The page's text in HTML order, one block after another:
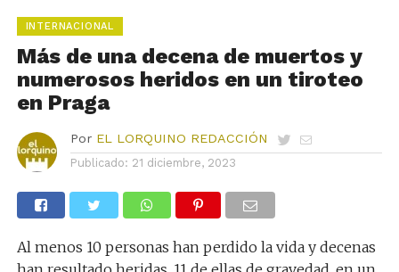
INTERNACIONAL
Más de una decena de muertos y
numerosos heridos en un tiroteo
en Praga
Por EL LORQUINO REDACCIÓN
Publicado: 21 diciembre, 2023
Al menos 10 personas han perdido la vida y decenas